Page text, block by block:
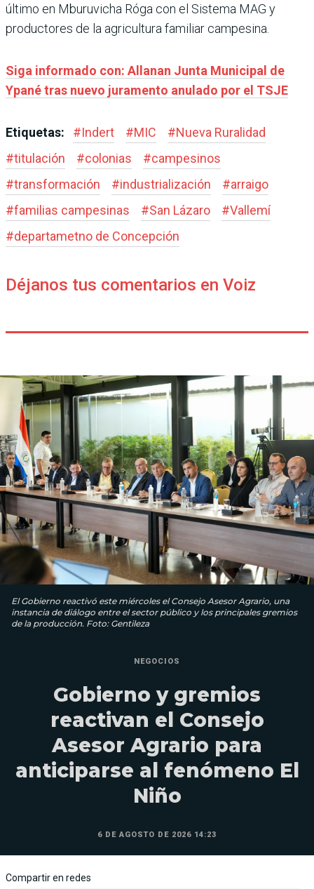
último en Mburuvicha Róga con el Sistema MAG y
productores de la agricultura familiar campesina.
Siga informado con: Allanan Junta Municipal de
Ypané tras nuevo juramento anulado por el TSJE
Etiquetas: #Indert #MIC #Nueva Ruralidad
#titulación #colonias #campesinos
#transformación #industrialización #arraigo
#familias campesinas #San Lázaro #Vallemí
#departametno de Concepción
Déjanos tus comentarios en Voiz
El Gobierno reactivó este miércoles el Consejo Asesor Agrario, una
instancia de diálogo entre el sector público y los principales gremios
de la producción. Foto: Gentileza
NEGOCIOS
Gobierno y gremios
reactivan el Consejo
Asesor Agrario para
anticiparse al fenómeno El
Niño
6 DE AGOSTO DE 2026 14:23
Compartir en redes